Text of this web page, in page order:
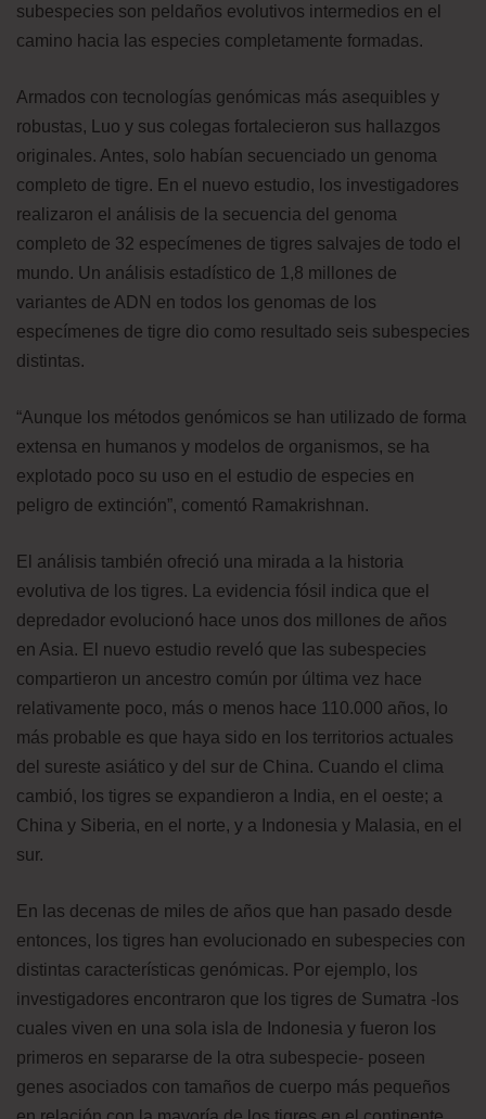
subespecies son peldaños evolutivos intermedios en el
camino hacia las especies completamente formadas.
Armados con tecnologías genómicas más asequibles y
robustas, Luo y sus colegas fortalecieron sus hallazgos
originales. Antes, solo habían secuenciado un genoma
completo de tigre. En el nuevo estudio, los investigadores
realizaron el análisis de la secuencia del genoma
completo de 32 especímenes de tigres salvajes de todo el
mundo. Un análisis estadístico de 1,8 millones de
variantes de ADN en todos los genomas de los
especímenes de tigre dio como resultado seis subespecies
distintas.
“Aunque los métodos genómicos se han utilizado de forma
extensa en humanos y modelos de organismos, se ha
explotado poco su uso en el estudio de especies en
peligro de extinción”, comentó Ramakrishnan.
El análisis también ofreció una mirada a la historia
evolutiva de los tigres. La evidencia fósil indica que el
depredador evolucionó hace unos dos millones de años
en Asia. El nuevo estudio reveló que las subespecies
compartieron un ancestro común por última vez hace
relativamente poco, más o menos hace 110.000 años, lo
más probable es que haya sido en los territorios actuales
del sureste asiático y del sur de China. Cuando el clima
cambió, los tigres se expandieron a India, en el oeste; a
China y Siberia, en el norte, y a Indonesia y Malasia, en el
sur.
En las decenas de miles de años que han pasado desde
entonces, los tigres han evolucionado en subespecies con
distintas características genómicas. Por ejemplo, los
investigadores encontraron que los tigres de Sumatra -los
cuales viven en una sola isla de Indonesia y fueron los
primeros en separarse de la otra subespecie- poseen
genes asociados con tamaños de cuerpo más pequeños